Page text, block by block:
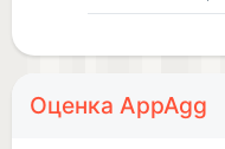
Оценка AppAgg